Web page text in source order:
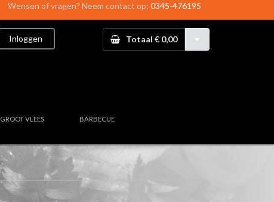
Wensen of vragen? Neem contact op: 0345-476195
Inloggen Totaal € 0,00
GROOT VLEES BARBECUE